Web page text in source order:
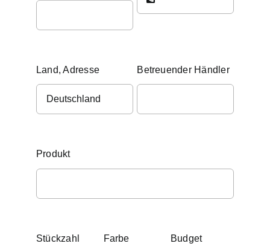
KONTAKT
Land, Adresse Betreuender Händler
Produkt
Stückzahl Farbe Budget